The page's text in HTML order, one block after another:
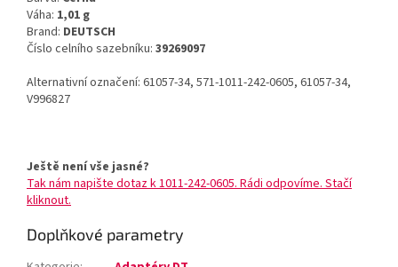
Váha: 1,01 g
Brand: DEUTSCH
Číslo celního sazebníku: 39269097
Alternativní označení: 61057-34, 571-1011-242-0605, 61057-34,
V996827
Ještě není vše jasné?
Tak nám napište dotaz k 1011-242-0605. Rádi odpovíme. Stačí
kliknout.
Doplňkové parametry